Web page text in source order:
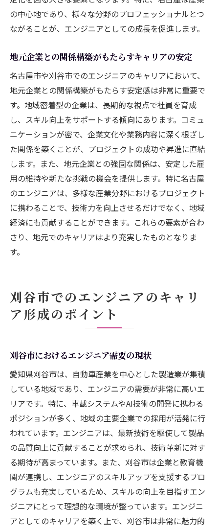
プロジェクトマネジメントスキルの向上機
会
選択肢
名古屋でエンジニアが長期的なキャリアを築く
ための秘訣
名古屋でのキャリア形成に欠かせない要素
長期的なキャリアアップのための戦略
名古屋でのエンジニアリングコミュニティ
の活用
継続的な学習と専門性の深掘り方法
名古屋地域でのキャリアネットワークの構
築
地元企業での定着を促進する取り組み
エンジニアが刈谷市で活躍するための効果的な
地域密着型のキャリアサポートの受け方
刈谷市でのプロジェクトへの参画方法
刈谷市における技術交流イベントの活用
ント
の中心地であり、様々な分野のプロフェッショナルとつ
ながることが、エンジニアとしての成長を促進します。
地元企業との関係構築がもたらすキャリアの安定
名古屋市や刈谷市でのエンジニアのキャリアにおいて、
地元企業との関係構築がもたらす安定感は非常に重要で
す。地域密着型の企業は、長期的な視点で社員を育成
し、スキル向上をサポートする傾向にあります。コミュ
ニケーションが密で、企業文化や業務内容に深く根ざし
た関係を築くことが、プロジェクトの成功や昇進に直結
します。また、地元企業との強固な関係は、安定した雇
用の維持や新たな挑戦の機会を提供します。特に名古屋
のエンジニアは、多様な産業分野におけるプロジェクト
に携わることで、技術力を向上させるだけでなく、地域
経済にも貢献することができます。これらの要素が合わ
さり、地元でのキャリアはより充実したものとなりま
す。
刈谷市でのエンジニアのキャリ
ア形成のポイント
刈谷市におけるエンジニア需要の現状
愛知県刈谷市は、自動車産業を中心とした製造業が集積
している地域であり、エンジニアの需要が非常に高いエ
リアです。特に、車載システムやAI技術の開発に携わる
ポジションが多く、地域の主要企業での採用が活発に行
われています。エンジニアは、最新技術を駆使して製品
の品質向上に貢献することが求められ、技術革新に対す
る期待が高まっています。また、刈谷市は企業と教育機
関が連携し、エンジニアのスキルアップを支援するプロ
グラムも充実しているため、スキルの向上を目指すエン
ジニアにとって理想的な環境が整っています。エンジニ
アとしてのキャリアを築く上で、刈谷市は非常に魅力的